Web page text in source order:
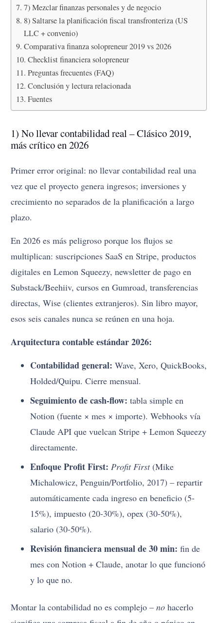
7) Mezclar finanzas personales y de negocio
8) Saltarse la planificación fiscal transfronteriza (US
LLC + convenio)
Comparativa finanza solopreneur 2019 vs 2026
Checklist financiera solopreneur
Preguntas frecuentes (FAQ)
Conclusión y lectura relacionada
Fuentes
1) No llevar contabilidad real – Clásico 2019,
más crítico en 2026
Primer error original: no llevar contabilidad real una
vez que el proyecto genera ingresos; inversiones y
crecimiento no separados de la planificación a largo
plazo.
En 2026 es más peligroso porque los flujos se
multiplican: suscripciones SaaS en Stripe, productos
digitales en Lemon Squeezy, newsletter de pago en
Substack/Beehiiv, cursos en Gumroad, transferencias
directas, Wise (clientes extranjeros). Sin libro mayor,
esos seis canales nunca se reúnen en una hoja.
Arquitectura contable estándar 2026:
Contabilidad general: Wave, Xero, QuickBooks,
Holded/Quipu. Cierre mensual.
Seguimiento de cash-flow: tabla simple en
Notion (fuente × mes × importe). Webhooks vía
Claude API que vuelcan Stripe + Lemon Squeezy
directamente.
Enfoque Profit First: Profit First(Mike
Michalowicz, Penguin/Portfolio, 2017) – repartir
automáticamente cada ingreso en beneficio (5-
15%), impuesto (20-30%), opex (30-50%),
salario (30-50%).
Revisión financiera mensual de 30 min: fin de
mes con Notion + Claude, anotar lo que funcionó
y lo que no.
Montar la contabilidad no es complejo –no hacerlo